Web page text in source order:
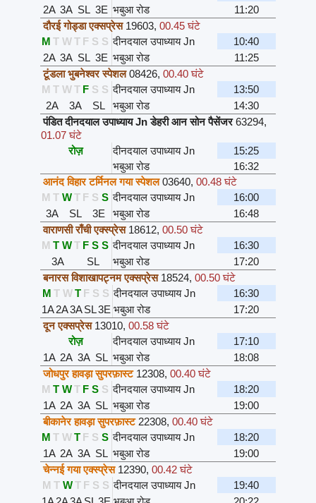
2A 3A SL 3E भबुआ रोड
11:20
दौरई गोड्डा एक्सप्रेस 19603, 00.45 घंटे
M T W T F S S दीनदयाल उपाध्याय Jn
10:40
2A 3A SL 3E भबुआ रोड
11:25
टूंडला भुबनेश्वर स्पेशल 08426, 00.40 घंटे
M T W T F S S दीनदयाल उपाध्याय Jn
13:50
2A
3A SL भबुआ रोड
14:30
पंडित दीनदयाल उपाध्याय Jn डेहरी आन सोन पैसेंजर 63294,
01.07 घंटे
रोज़
दीनदयाल उपाध्याय Jn
15:25
भबुआ रोड
16:32
आनंद विहार टर्मिनल गया स्पेशल 03640, 00.48 घंटे
M T W T F S S दीनदयाल उपाध्याय Jn
16:00
3A
SL 3E भबुआ रोड
16:48
वाराणसी राँची एक्स्प्रेस 18612, 00.50 घंटे
M T W T F S S दीनदयाल उपाध्याय Jn
16:30
3A
SL भबुआ रोड
17:20
बनारस विशाखापट्नम एक्सप्रेस 18524, 00.50 घंटे
M T W T F S S दीनदयाल उपाध्याय Jn
16:30
1A2A3ASL3E भबुआ रोड
17:20
दून एक्सप्रेस 13010, 00.58 घंटे
रोज़
दीनदयाल उपाध्याय Jn
17:10
1A 2A 3A SL भबुआ रोड
18:08
जोधपुर हावड़ा सुपरफ़ास्ट 12308, 00.40 घंटे
M T W T F S S दीनदयाल उपाध्याय Jn
18:20
1A 2A 3A SL भबुआ रोड
19:00
बीकानेर हावड़ा सुपरफ़ास्ट 22308, 00.40 घंटे
M T W T F S S दीनदयाल उपाध्याय Jn
18:20
1A 2A 3A SL भबुआ रोड
19:00
चेन्नई गया एक्स्प्रेस 12390, 00.42 घंटे
M T W T F S S दीनदयाल उपाध्याय Jn
19:40